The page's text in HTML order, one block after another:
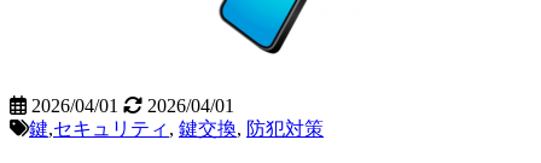
2026/04/01
2026/04/01
鍵,セキュリティ , 鍵交換, 防犯対策